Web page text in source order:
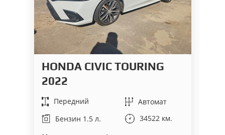
HONDA CIVIC TOURING
2022
Передний
Автомат
Бензин 1.5 л.
34522 км.